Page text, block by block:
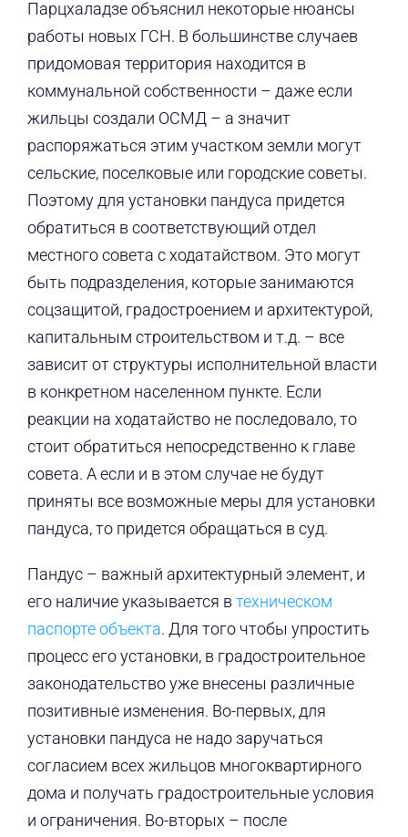
Парцхаладзе объяснил некоторые нюансы
работы новых ГСН. В большинстве случаев
придомовая территория находится в
коммунальной собственности – даже если
жильцы создали ОСМД – а значит
распоряжаться этим участком земли могут
сельские, поселковые или городские советы.
Поэтому для установки пандуса придется
обратиться в соответствующий отдел
местного совета с ходатайством. Это могут
быть подразделения, которые занимаются
соцзащитой, градостроением и архитектурой,
капитальным строительством и т.д. – все
зависит от структуры исполнительной власти
в конкретном населенном пункте. Если
реакции на ходатайство не последовало, то
стоит обратиться непосредственно к главе
совета. А если и в этом случае не будут
приняты все возможные меры для установки
пандуса, то придется обращаться в суд.
Пандус – важный архитектурный элемент, и
его наличие указывается в техническом
паспорте объекта. Для того чтобы упростить
процесс его установки, в градостроительное
законодательство уже внесены различные
позитивные изменения. Во-первых, для
установки пандуса не надо заручаться
согласием всех жильцов многоквартирного
дома и получать градостроительные условия
и ограничения. Во-вторых – после